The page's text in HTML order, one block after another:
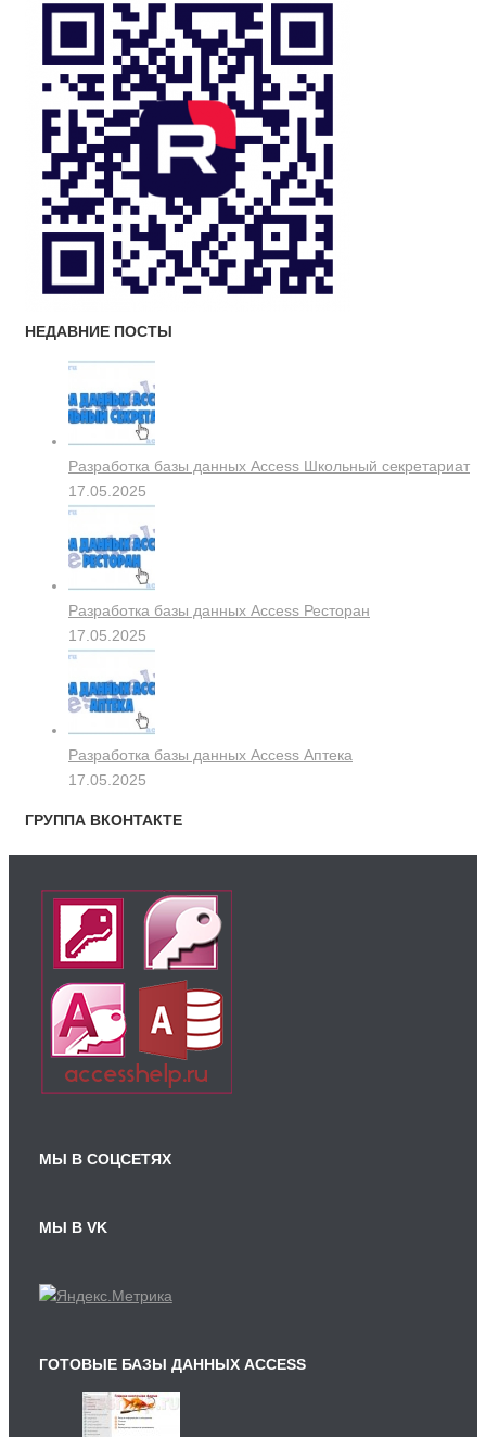
НЕДАВНИЕ ПОСТЫ
Разработка базы данных Access Школьный секретариат
17.05.2025
Разработка базы данных Access Ресторан
17.05.2025
Разработка базы данных Access Аптека
17.05.2025
ГРУППА ВКОНТАКТЕ
МЫ В СОЦСЕТЯХ
МЫ В VK
ГОТОВЫЕ БАЗЫ ДАННЫХ ACCESS